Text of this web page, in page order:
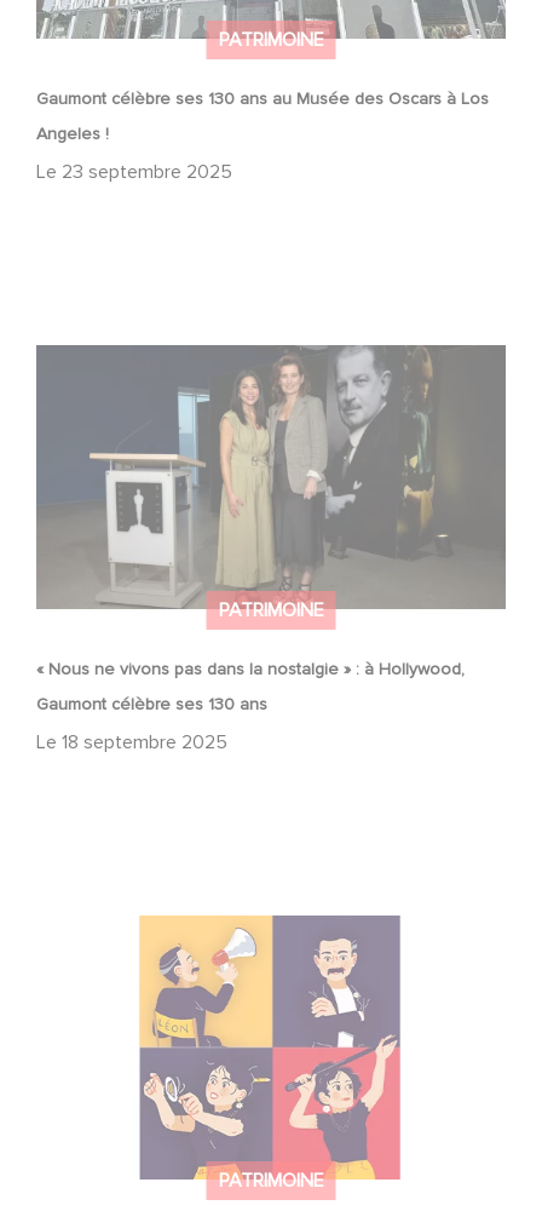
PATRIMOINE
Gaumont célèbre ses 130 ans au Musée des Oscars à Los
Angeles !
Le 23 septembre 2025
PATRIMOINE
« Nous ne vivons pas dans la nostalgie » : à Hollywood,
Gaumont célèbre ses 130 ans
Le 18 septembre 2025
« Nous ne vivons pas dans la nostalgie » : à Hollywood,
Gaumont célèbre ses 130 ans
PATRIMOINE
"Alice et Léon font leur cinéma"